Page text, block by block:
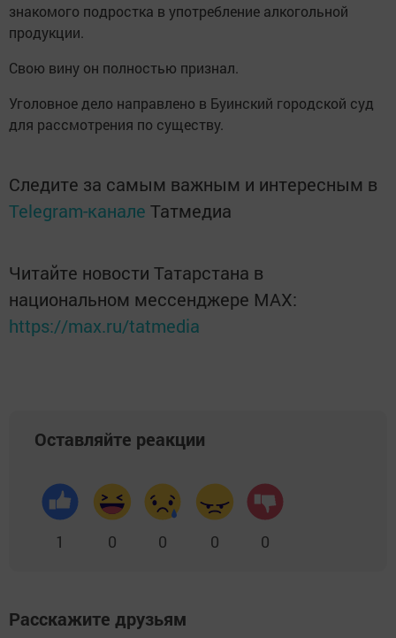
знакомого подростка в употребление алкогольной
продукции.
Свою вину он полностью признал.
Уголовное дело направлено в Буинский городской суд
для рассмотрения по существу.
Следите за самым важным и интересным в
Telegram-канале Татмедиа
Читайте новости Татарстана в
национальном мессенджере MАХ:
https://max.ru/tatmedia
Оставляйте реакции
1 0 0 0 0
Расскажите друзьям